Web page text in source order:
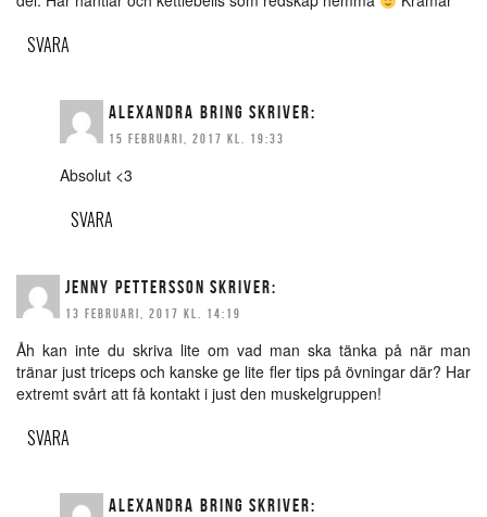
SVARA
ALEXANDRA BRING SKRIVER:
15 FEBRUARI, 2017 KL. 19:33
Absolut <3
SVARA
JENNY PETTERSSON SKRIVER:
13 FEBRUARI, 2017 KL. 14:19
Åh kan inte du skriva lite om vad man ska tänka på när man
tränar just triceps och kanske ge lite fler tips på övningar där? Har
extremt svårt att få kontakt i just den muskelgruppen!
SVARA
ALEXANDRA BRING SKRIVER: